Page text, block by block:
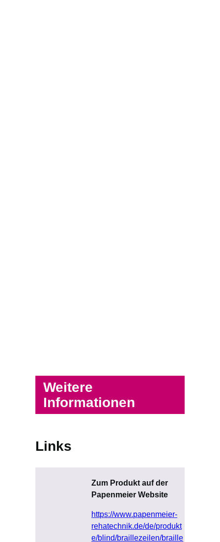
Weitere
Informationen
Links
Zum Produkt auf der
Papenmeier Website
https://www.papenmeier-
rehatechnik.de/de/produkt
e/blind/braillezeilen/braille